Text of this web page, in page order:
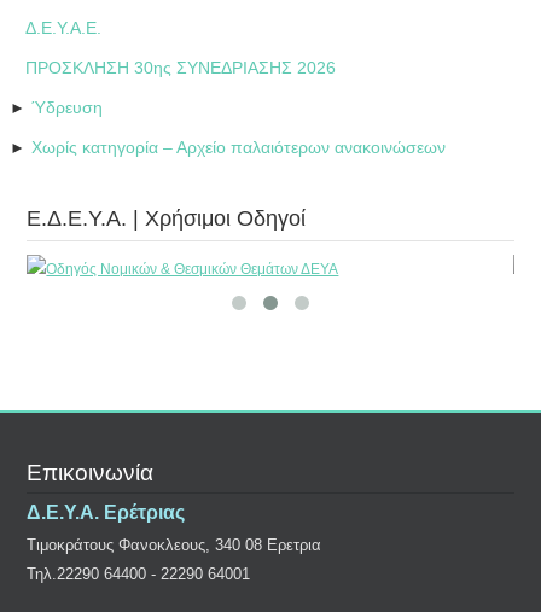
Δ.Ε.Υ.Α.Ε.
ΠΡΟΣΚΛΗΣΗ 30ης ΣΥΝΕΔΡΙΑΣΗΣ 2026
► Ύδρευση
► Χωρίς κατηγορία – Αρχείο παλαιότερων ανακοινώσεων
Ε.Δ.Ε.Υ.Α. | Χρήσιμοι Οδηγοί
Επικοινωνία
Δ.Ε.Υ.Α. Ερέτριας
Τιμοκράτους Φανοκλεους, 340 08 Ερετρια
Τηλ.22290 64400 - 22290 64001